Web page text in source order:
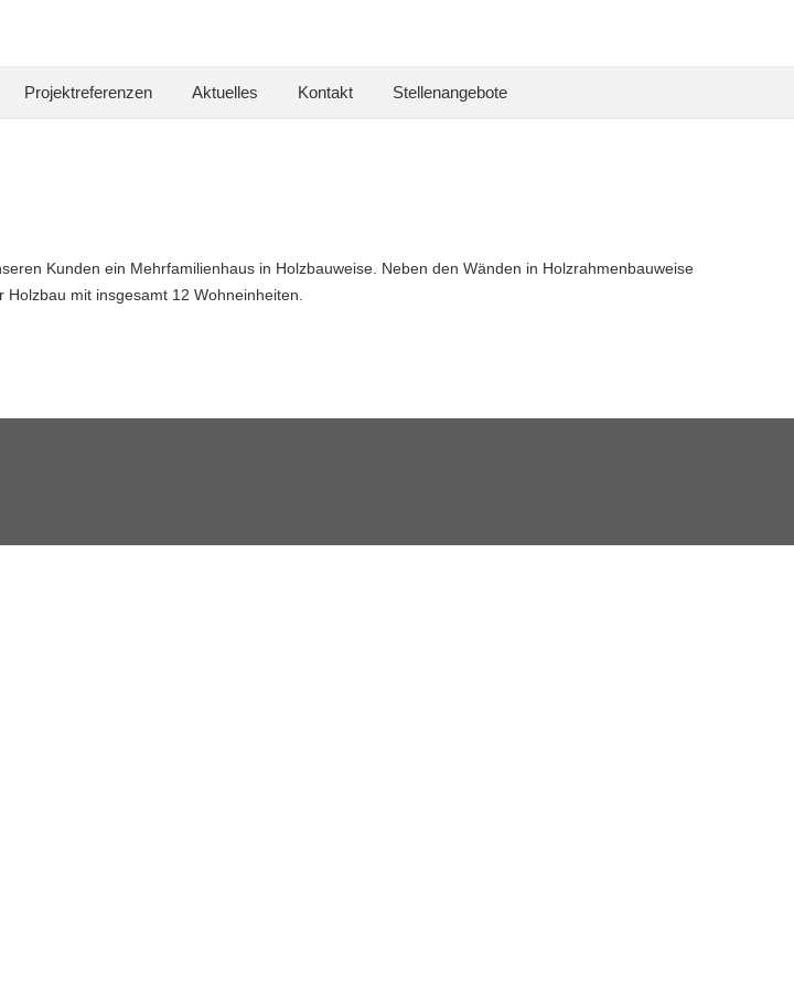
Projektreferenzen Aktuelles Kontakt Stellenangebote
Kunden ein Mehrfamilienhaus in Holzbauweise. Neben den Wänden in Holzrahmenbauweise
mit insgesamt 12 Wohneinheiten.